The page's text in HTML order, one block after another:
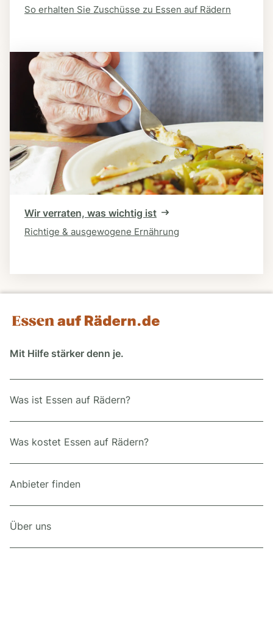
So erhalten Sie Zuschüsse zu Essen auf Rädern
Wir verraten, was wichtig ist
Richtige & ausgewogene Ernährung
Mit Hilfe stärker denn je.
Was ist Essen auf Rädern?
Was kostet Essen auf Rädern?
Anbieter finden
Über uns